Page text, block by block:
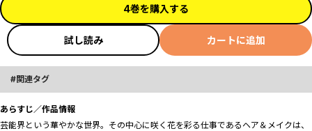
4巻を購入する
試し読み カートに追加
関連タグ
あらすじ／作品情報
芸能界という華やかな世界。その中心に咲く花を彩る仕事であるヘア＆メイクは、